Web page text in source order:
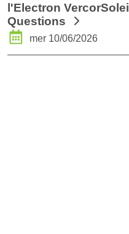
l'Electron
Questions
mer 10/06/2026